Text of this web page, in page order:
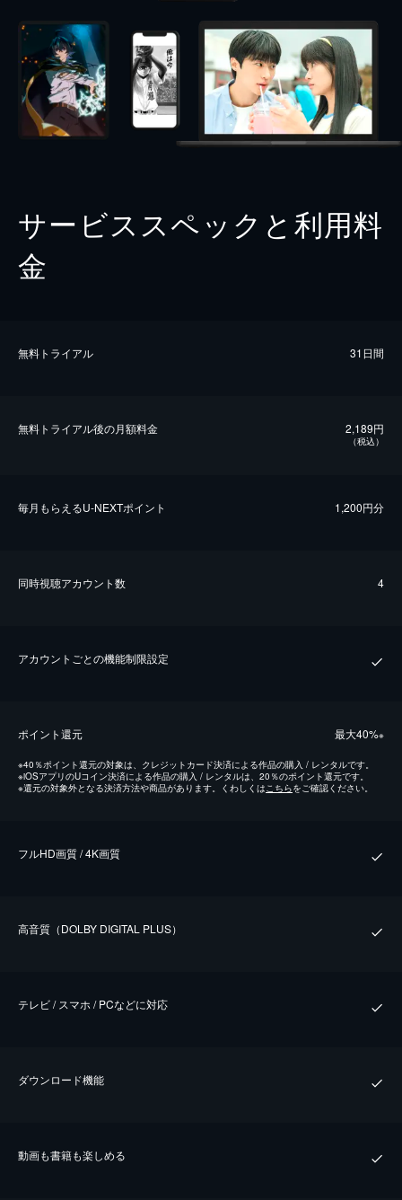
サービススペックと利用料
金
無料トライアル 31日間
無料トライアル後の⽉額料金 2,189円
（税込）
毎⽉もらえるU-NEXTポイント 1,200円分
同時視聴アカウント数 4
アカウントごとの機能制限設定
ポイント還元 最⼤40%※
※40％ポイント還元の対象は、クレジットカード決済による作品の購入 / レンタルです。
※iOSアプリのUコイン決済による作品の購入 / レンタルは、20％のポイント還元です。
※還元の対象外となる決済方法や商品があります。くわしくはこちらをご確認ください。
フルHD画質 / 4K画質
⾼⾳質（DOLBY DIGITAL PLUS）
テレビ / スマホ / PCなどに対応
ダウンロード機能
動画も書籍も楽しめる